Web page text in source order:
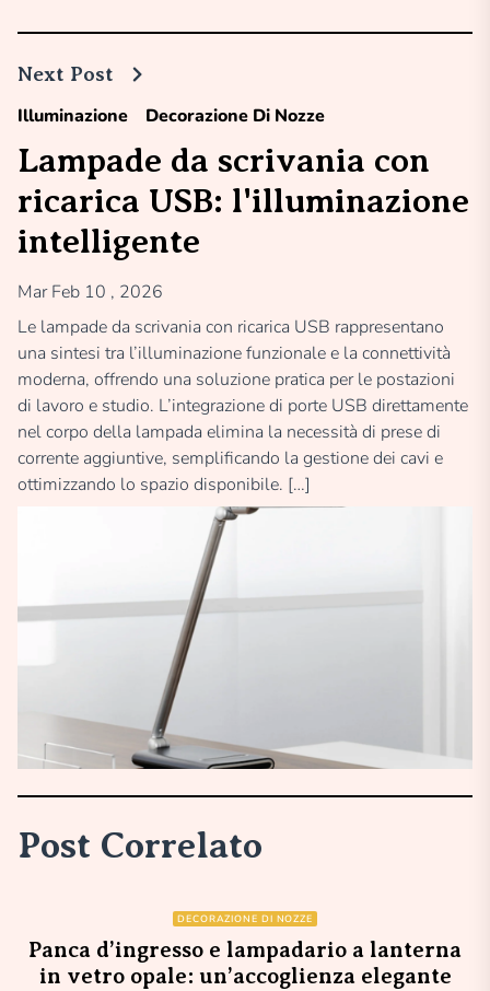
Next Post
Illuminazione Decorazione Di Nozze
Lampade da scrivania con
ricarica USB: l'illuminazione
intelligente
Mar Feb 10 , 2026
Le lampade da scrivania con ricarica USB rappresentano
una sintesi tra l’illuminazione funzionale e la connettività
moderna, offrendo una soluzione pratica per le postazioni
di lavoro e studio. L’integrazione di porte USB direttamente
nel corpo della lampada elimina la necessità di prese di
corrente aggiuntive, semplificando la gestione dei cavi e
ottimizzando lo spazio disponibile. […]
Post Correlato
DECORAZIONE DI NOZZE
Panca d’ingresso e lampadario a lanterna
in vetro opale: un’accoglienza elegante